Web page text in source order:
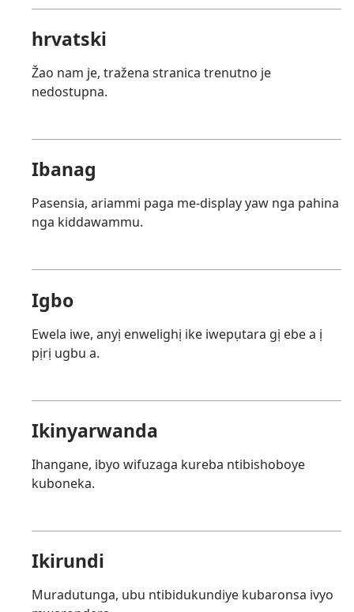
hrvatski
Žao nam je, tražena stranica trenutno je
nedostupna.
Ibanag
Pasensia, ariammi paga me-display yaw nga pahina
nga kiddawammu.
Igbo
Ewela iwe, anyị enwelighị ike iwepụtara gị ebe a ị
pịrị ugbu a.
Ikinyarwanda
Ihangane, ibyo wifuzaga kureba ntibishoboye
kuboneka.
Ikirundi
Muradutunga, ubu ntibidukundiye kubaronsa ivyo